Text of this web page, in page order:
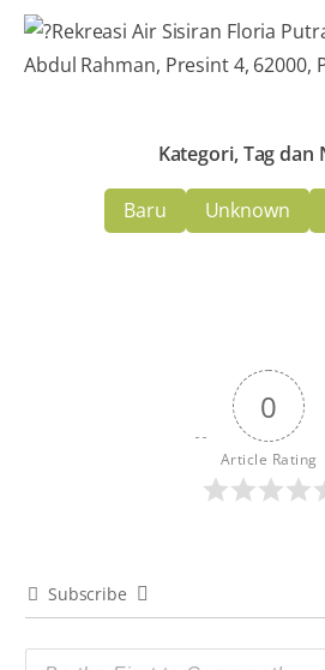
Rekreasi Air Sisiran Floria
Abdul Rahman, Presint 4, 62000,
Kategori, Tag dan
Baru Unknown
0
Article Rating
Subscribe